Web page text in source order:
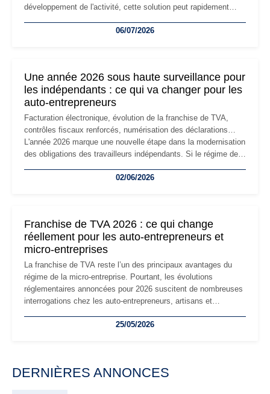
développement de l'activité, cette solution peut rapidement
professionnels, recrutement, image de marque… Le
06/07/2026
Une année 2026 sous haute surveillance pour
les indépendants : ce qui va changer pour les
auto-entrepreneurs
Facturation électronique, évolution de la franchise de TVA,
contrôles fiscaux renforcés, numérisation des déclarations…
L'année 2026 marque une nouvelle étape dans la modernisation
des obligations des travailleurs indépendants. Si le régime de
les auto-entrepreneurs devront s'adapter à un environnement
02/06/2026
Franchise de TVA 2026 : ce qui change
réellement pour les auto-entrepreneurs et
micro-entreprises
La franchise de TVA reste l’un des principaux avantages du
régime de la micro-entreprise. Pourtant, les évolutions
réglementaires annoncées pour 2026 suscitent de nombreuses
interrogations chez les auto-entrepreneurs, artisans et
facturation ou risque de bascule vers la TVA : les règles
25/05/2026
DERNIÈRES ANNONCES